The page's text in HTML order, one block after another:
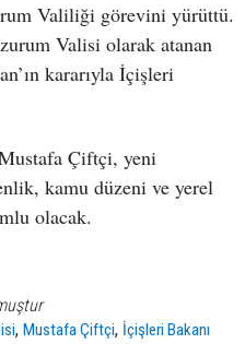
Valiliği görevini yürüttü.
Valisi olarak atanan
kararıyla İçişleri
Çiftçi, yeni
kamu düzeni ve yerel
olacak.
,Mustafa Çiftçi, İçişleri Bakanı